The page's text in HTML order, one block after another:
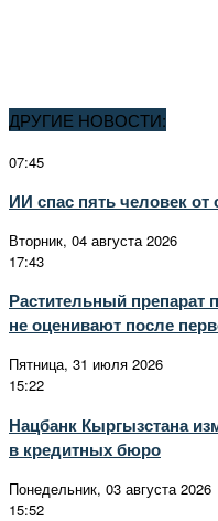
ДРУГИЕ НОВОСТИ:
07:45
ИИ спас пять человек
Вторник, 04 августа 2026
17:43
Растительный препарат
не оценивают после
Пятница, 31 июля 2026
15:22
Нацбанк Кыргызстана
в кредитных бюро
Понедельник, 03 августа 2026
15:52